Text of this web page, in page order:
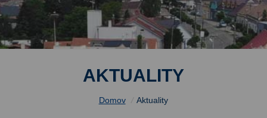
AKTUALITY
Domov / Aktuality